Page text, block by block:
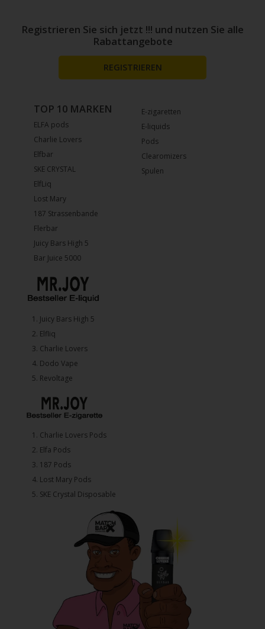
E-zigaretten
E-liquids
Pods
Clearomizers
Spulen
TOP 10 MARKEN
ELFA pods
Charlie Lovers
Elfbar
SKE CRYSTAL
ElfLiq
Lost Mary
187 Strassenbande
Flerbar
Juicy Bars High 5
Bar Juice 5000
1.⁠ ⁠Juicy Bars High 5
2.⁠ ⁠⁠Elfliq
3.⁠ ⁠⁠Charlie Lovers
4.⁠ ⁠⁠Dodo Vape
5. ⁠Revoltage
1.⁠ ⁠Charlie Lovers Pods
2.⁠ ⁠⁠Elfa Pods
3.⁠ ⁠⁠187 Pods
4.⁠ ⁠⁠Lost Mary Pods
5.⁠ ⁠⁠SKE Crystal Disposable
Registrieren Sie sich jetzt !!! und nutzen Sie alle
Rabattangebote
REGISTRIEREN